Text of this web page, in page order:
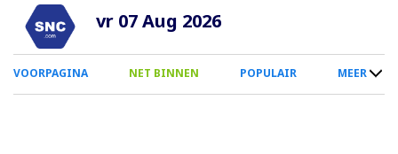
Overslaan
naar
inhoud
vr 07 Aug 2026
0
Smartphone
VOORPAGINA NET BINNEN POPULAIR MEER